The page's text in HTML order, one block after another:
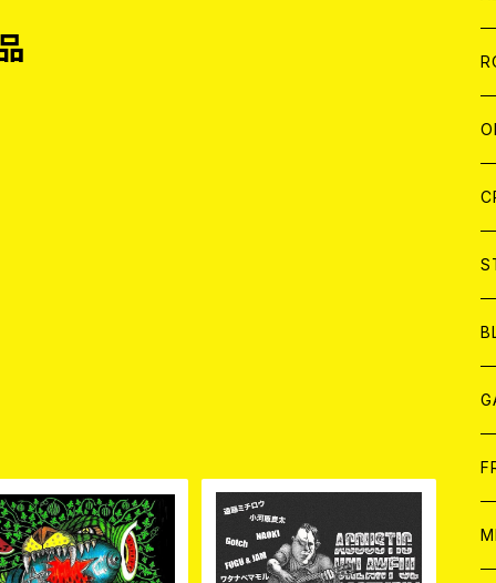
CD
CD
CD